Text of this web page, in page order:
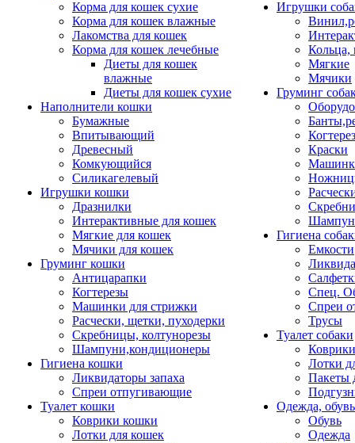
Корма для кошек сухие
Корма для кошек влажные
Лакомства для кошек
Корма для кошек лечебные
Диеты для кошек
влажные
Диеты для кошек сухие
Наполнители кошки
Бумажные
Впитывающий
Древесный
Комкующийся
Силикагелевый
Игрушки кошки
Дразнилки
Интерактивные для кошек
Мягкие для кошек
Мячики для кошек
Груминг кошки
Антицарапки
Когтерезы
Машинки для стрижки
Расчески, щетки, пуходерки
Скребницы, колтунорезы
Шампуни,кондиционеры
Гигиена кошки
Ликвидаторы запаха
Спреи отпугивающие
Туалет кошки
Коврики кошки
Лотки для кошек
Игрушки
Кольца,
Мягкие
Мячики
Груминг
Краски
Гигиена
Емкости
Спец.
Спреи
Трусы
Туалет собаки
Коврики
Лотки
Пакеты
Одежда, обувь
Обувь
Одежда